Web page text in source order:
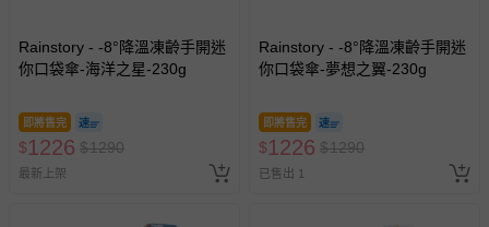
Rainstory - -8°降溫凍齡手開迷
你口袋傘-海洋之星-230g
即將售完
$1226 $1290
最新上架
Rainstory - -8°降溫凍齡手開迷
你口袋傘-夢想之翼-230g
即將售完
$1226 $1290
已售出 1